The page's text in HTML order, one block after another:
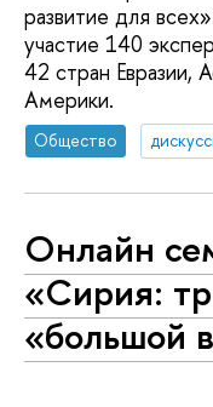
развитие для
участие 140
42 стран
Америки.
Общество
Онлайн
«Сирия:
«большой